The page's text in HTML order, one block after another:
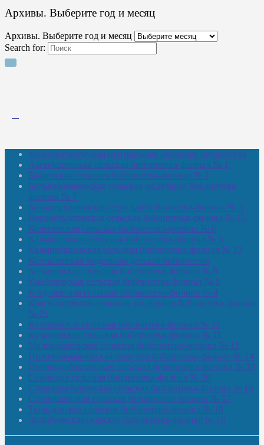
Архивы. Выберите год и месяц
Архивы. Выберите год и месяц
Search for:
Межпоселенческая центральная районная библиотека
Амзибашевская сельская библиотека-филиал № 1
Бабаевская сельская библиотека-филиал № 2
Большекачаковская сельская модельная библиотека-
филиал № 7
Большекуразовская сельская библиотека-филиал № 3
Верхнетыхтемская сельская библиотека-филиал № 15
Калегинская сельская библиотека-филиал № 6
Калмашевская сельская библиотека-филиал № 5
Калмиябашевская сельская библиотека-филиал № 13
Калтасинская модельная детская библиотека
Кельтеевская сельская библиотека-филиал № 8
Киебаковская сельская библиотека-филиал № 9
Кокушевская сельская библиотека-филиал № 4
Краснохолмская сельская модельная библиотека-филиал
№ 21
Кутеремская сельская библиотека-филиал № 22
Кучашевская сельская библиотека-филиал № 11
Малокачаковская сельская библиотека-филиал № 12
Нижнекачмашевская сельская библиотека-филиал № 14
Новокильбахтинская сельская библиотека-филиал № 19
Сазовская сельская библиотека-филиал № 20
Староорьебашевская сельская библиотека-филиал № 16
Старояшевская сельская библиотека-филиал № 17
Тюльдинская сельская библиотека-филиал № 18
Чилибеевская сельская библиотека-филиал № 10